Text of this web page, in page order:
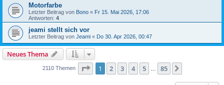
Motorfarbe
Letzter Beitrag von Bono « Fr 15. Mai 2026, 17:06
Antworten: 4
jeami stellt sich vor
Letzter Beitrag von Jeami « Do 30. Apr 2026, 00:47
Neues Thema
2110 Themen Seite 1von 85
1 2 3 4 5 85